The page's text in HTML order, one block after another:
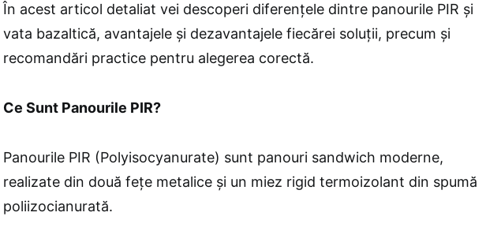
În acest articol detaliat vei descoperi diferențele dintre panourile PIR și
vata bazaltică, avantajele și dezavantajele fiecărei soluții, precum și
recomandări practice pentru alegerea corectă.
Ce Sunt Panourile PIR?
Panourile PIR (Polyisocyanurate) sunt panouri sandwich moderne,
realizate din două fețe metalice și un miez rigid termoizolant din spumă
poliizocianurată.